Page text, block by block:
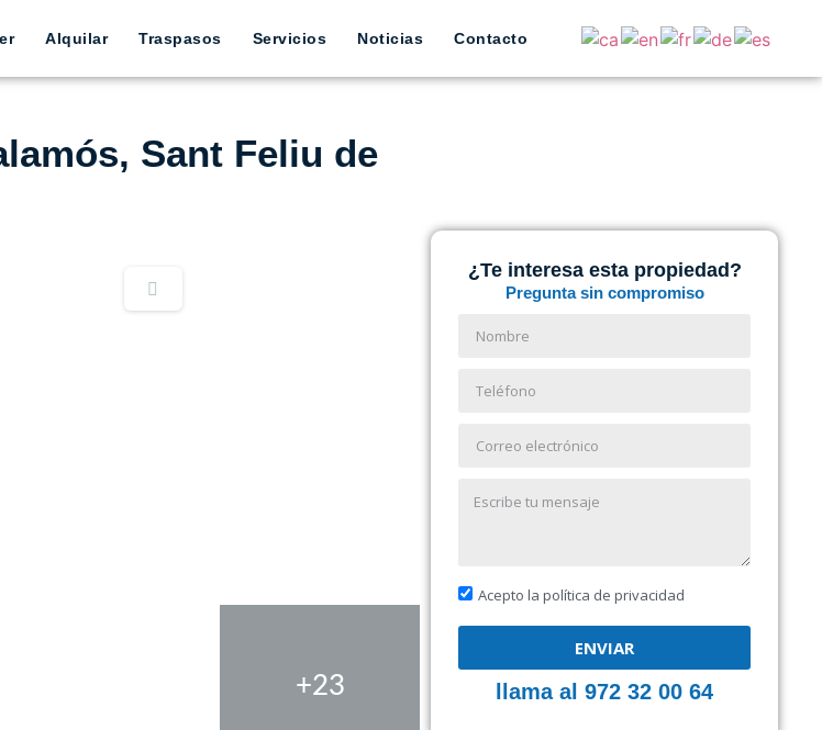
Alquilar Traspasos Servicios Noticias Contacto
Sant Feliu de
+23
¿Te interesa esta propiedad?
Pregunta sin compromiso
Acepto la política de privacidad
ENVIAR
llama al 972 32 00 64